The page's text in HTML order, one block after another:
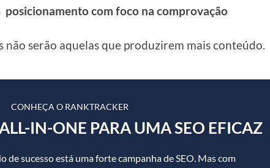
com foco na comprovação
não serão aquelas que produzirem mais conteúdo.
CONHEÇA O RANKTRACKER
IN-ONE PARA UMA SEO EFICAZ
de sucesso está uma forte campanha de SEO. Mas com